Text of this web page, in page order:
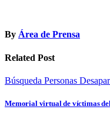
By Área de Prensa
Related Post
Búsqueda Personas
Memorial virtual de víctimas